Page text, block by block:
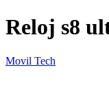
Reloj s8
Movil Tech